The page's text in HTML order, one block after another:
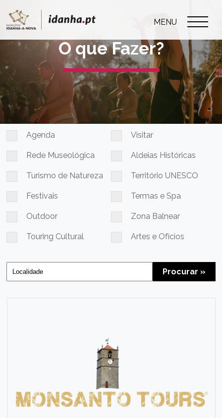
MENU
O que Fazer?
Agenda Visitar
Rede Museológica Aldeias Históricas
Turismo de Natureza Território UNESCO
Festivais Termas e Spa
Outdoor Zona Balnear
Touring Cultural Artes e Ofícios
Procurar »